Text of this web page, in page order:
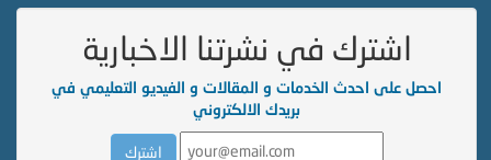
اشترك في نشرتنا الاخبارية
احصل على احدث الخدمات و المقالات و الفيديو التعليمي في
بريدك الالكتروني